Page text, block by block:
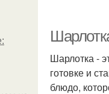
Шарлотка -
готовке и
блюдо,